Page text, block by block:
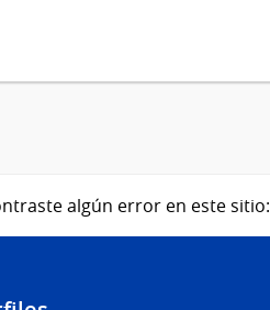
algún error en este sitio: